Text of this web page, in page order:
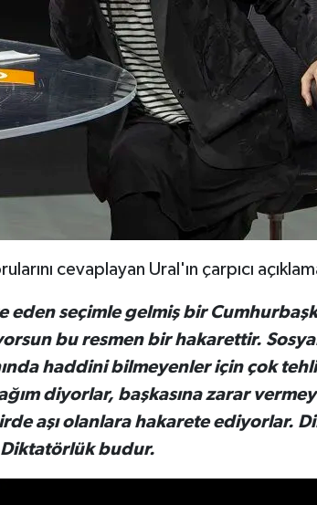
cevaplayan Ural'ın çarpıcı
eden seçimle gelmiş bir
bu resmen bir hakarettir.
haddini bilmeyenler için çok
diyorlar, başkasına zarar
aşı olanlara hakarete ediyorlar.
Diktatörlük budur.